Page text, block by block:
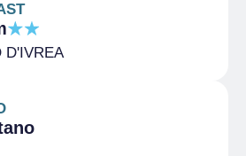
D'IVREA